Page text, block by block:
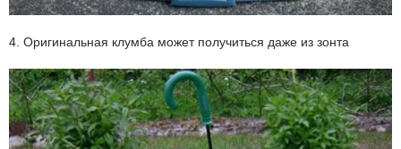
4. Оригинальная клумба может получиться даже из зонта